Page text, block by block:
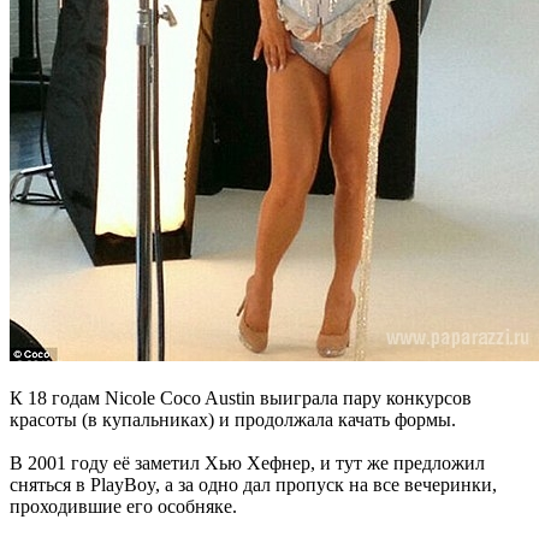
К 18 годам Nicole Coco Austin выиграла пару конкурсов
красоты (в купальниках) и продолжала качать формы.
В 2001 году её заметил Хью Хефнер, и тут же предложил
сняться в PlayBoy, а за одно дал пропуск на все вечеринки,
проходившие его особняке.